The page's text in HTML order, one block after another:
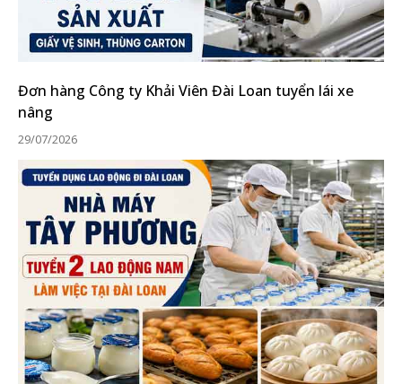
Đơn hàng Công ty Khải Viên Đài Loan tuyển lái xe
nâng
29/07/2026